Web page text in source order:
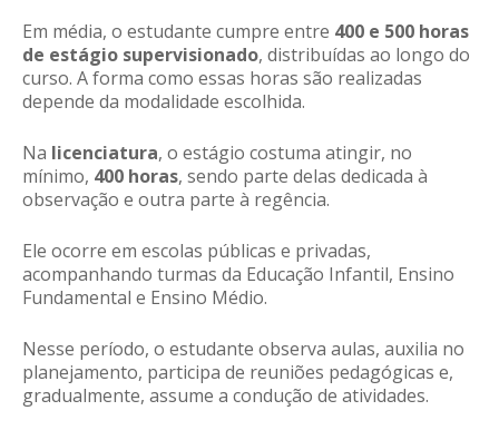
Em média, o estudante cumpre entre 400 e 500 horas
de estágio supervisionado, distribuídas ao longo do
curso. A forma como essas horas são realizadas
depende da modalidade escolhida.
Na licenciatura, o estágio costuma atingir, no
mínimo, 400 horas, sendo parte delas dedicada à
observação e outra parte à regência.
Ele ocorre em escolas públicas e privadas,
acompanhando turmas da Educação Infantil, Ensino
Fundamental e Ensino Médio.
Nesse período, o estudante observa aulas, auxilia no
planejamento, participa de reuniões pedagógicas e,
gradualmente, assume a condução de atividades.